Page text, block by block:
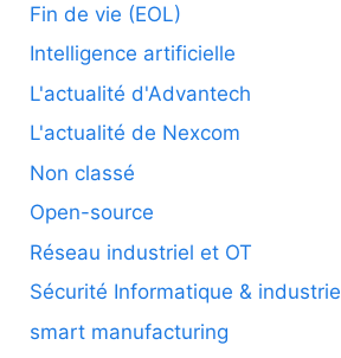
Fin de vie (EOL)
Intelligence artificielle
L'actualité d'Advantech
L'actualité de Nexcom
Non classé
Open-source
Réseau industriel et OT
Sécurité Informatique & industrie
smart manufacturing